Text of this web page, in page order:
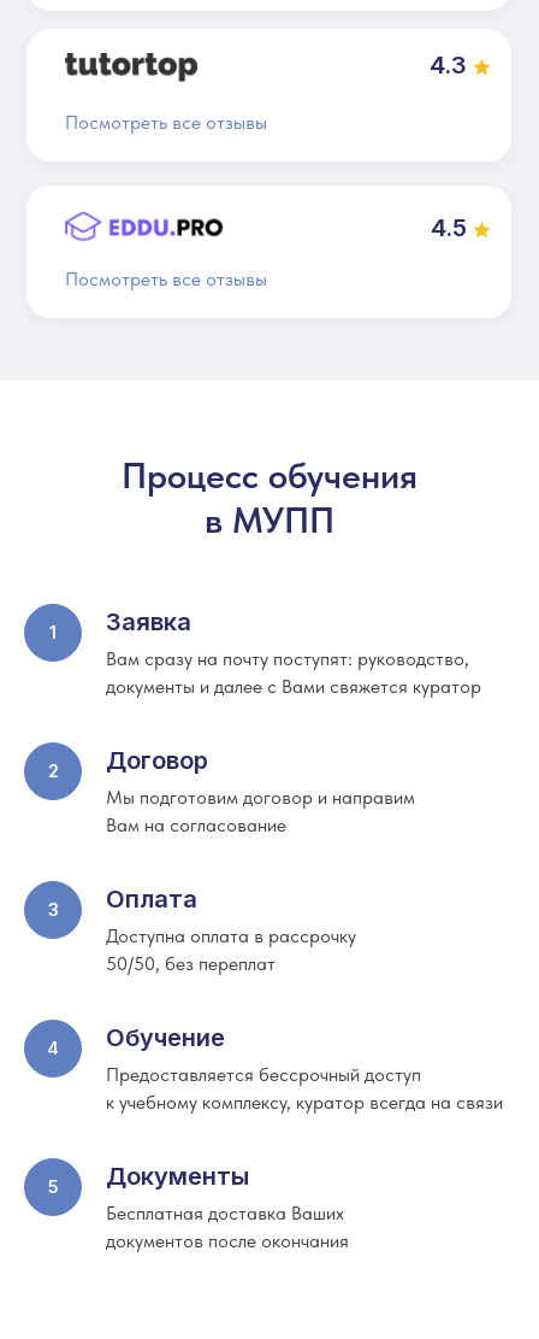
Посмотреть все отзывы
4.5
Посмотреть все отзывы
4.3
Процесс обучения
в МУПП
Заявка
Вам сразу на почту поступят: руководство,
документы и далее с Вами свяжется куратор
Договор
Мы подготовим договор и направим
Вам на согласование
Оплата
Доступна оплата в рассрочку
50/50, без переплат
Обучение
Предоставляется бессрочный доступ
к учебному комплексу, куратор всегда на связи
Документы
Бесплатная доставка Ваших
документов после окончания